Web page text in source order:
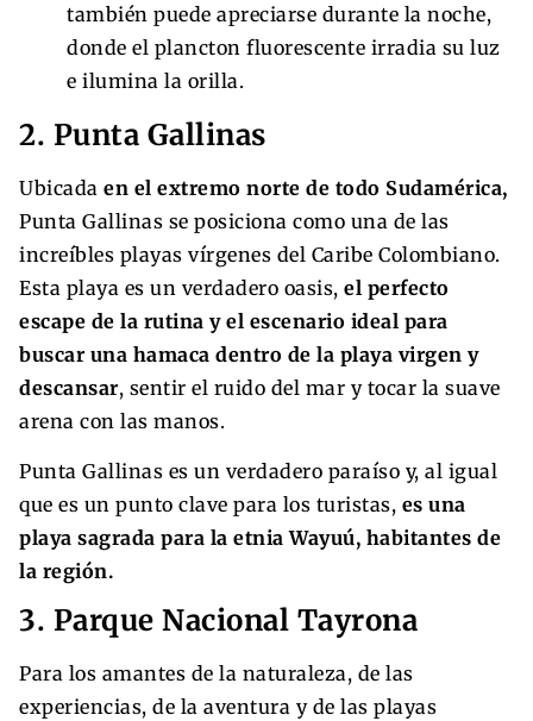
también puede apreciarse durante la noche,
donde el plancton fluorescente irradia su luz
e ilumina la orilla.
2. Punta Gallinas
Ubicada en el extremo norte de todo Sudamérica,
Punta Gallinas se posiciona como una de las
increíbles playas vírgenes del Caribe Colombiano.
Esta playa es un verdadero oasis, el perfecto
escape de la rutina y el escenario ideal para
buscar una hamaca dentro de la playa virgen y
descansar, sentir el ruido del mar y tocar la suave
arena con las manos.
Punta Gallinas es un verdadero paraíso y, al igual
que es un punto clave para los turistas, es una
playa sagrada para la etnia Wayuú, habitantes de
la región.
3. Parque Nacional Tayrona
Para los amantes de la naturaleza, de las
experiencias, de la aventura y de las playas